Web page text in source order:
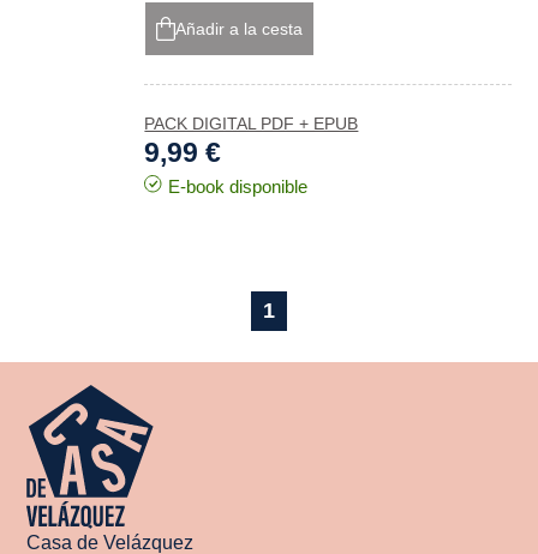
Añadir a la cesta
PACK DIGITAL PDF + EPUB
9,99 €
E-book disponible
1
Casa de Velázquez